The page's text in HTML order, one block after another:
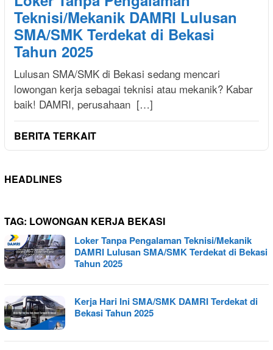
Teknisi/Mekanik DAMRI Lulusan
SMA/SMK Terdekat di Bekasi
Tahun 2025
Lulusan SMA/SMK di Bekasi sedang mencari
lowongan kerja sebagai teknisi atau mekanik? Kabar
baik! DAMRI, perusahaan […]
BERITA TERKAIT
HEADLINES
TAG: LOWONGAN KERJA BEKASI
Loker Tanpa Pengalaman Teknisi/Mekanik
DAMRI Lulusan SMA/SMK Terdekat di Bekasi
Tahun 2025
Kerja Hari Ini SMA/SMK DAMRI Terdekat di
Bekasi Tahun 2025